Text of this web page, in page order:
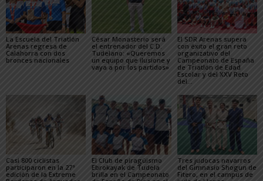
La Escuela del Triatlón
Arenas regresa de
Calahorra con dos
bronces nacionales
César Monasterio será
el entrenador del C.D.
Tudelano: «Queremos
un equipo que ilusione y
vaya a por los partidos»
El SDR Arenas supera
con éxito el gran reto
organizativo del
Campeonato de España
de Triatlón de Edad
Escolar y del XXV Reto
del...
Casi 800 ciclistas
participaron en la 27ª
edición de la Extreme
El Club de piragüismo
Ebrokayak de Tudela
brilla en el Campeonato
Tres judocas navarros
del Gimnasio Shogun de
Fitero, en el campus de